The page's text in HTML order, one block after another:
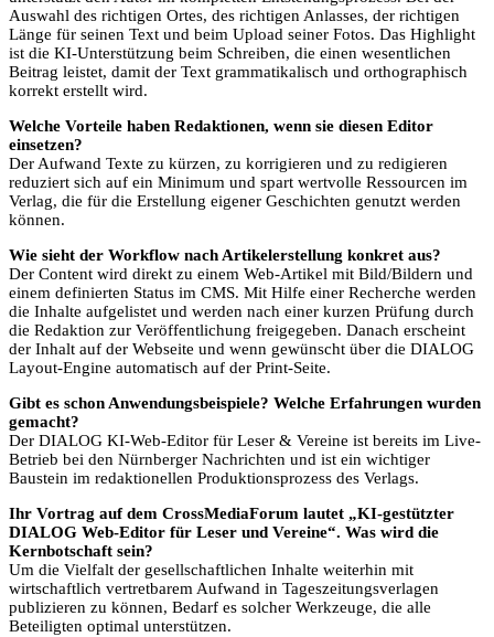
Auswahl des richtigen Ortes, des richtigen Anlasses, der richtigen
Länge für seinen Text und beim Upload seiner Fotos. Das Highlight
ist die KI-Unterstützung beim Schreiben, die einen wesentlichen
Beitrag leistet, damit der Text grammatikalisch und orthographisch
korrekt erstellt wird.
Welche Vorteile haben Redaktionen, wenn sie diesen Editor
einsetzen?
Der Aufwand Texte zu kürzen, zu korrigieren und zu redigieren
reduziert sich auf ein Minimum und spart wertvolle Ressourcen im
Verlag, die für die Erstellung eigener Geschichten genutzt werden
können.
Wie sieht der Workflow nach Artikelerstellung konkret aus?
Der Content wird direkt zu einem Web-Artikel mit Bild/Bildern und
einem definierten Status im CMS. Mit Hilfe einer Recherche werden
die Inhalte aufgelistet und werden nach einer kurzen Prüfung durch
die Redaktion zur Veröffentlichung freigegeben. Danach erscheint
der Inhalt auf der Webseite und wenn gewünscht über die DIALOG
Layout-Engine automatisch auf der Print-Seite.
Gibt es schon Anwendungsbeispiele? Welche Erfahrungen wurden
gemacht?
Der DIALOG KI-Web-Editor für Leser & Vereine ist bereits im Live-
Betrieb bei den Nürnberger Nachrichten und ist ein wichtiger
Baustein im redaktionellen Produktionsprozess des Verlags.
Ihr Vortrag auf dem CrossMediaForum lautet „KI-gestützter
DIALOG Web-Editor für Leser und Vereine“. Was wird die
Kernbotschaft sein?
Um die Vielfalt der gesellschaftlichen Inhalte weiterhin mit
wirtschaftlich vertretbarem Aufwand in Tageszeitungsverlagen
publizieren zu können, Bedarf es solcher Werkzeuge, die alle
Beteiligten optimal unterstützen.